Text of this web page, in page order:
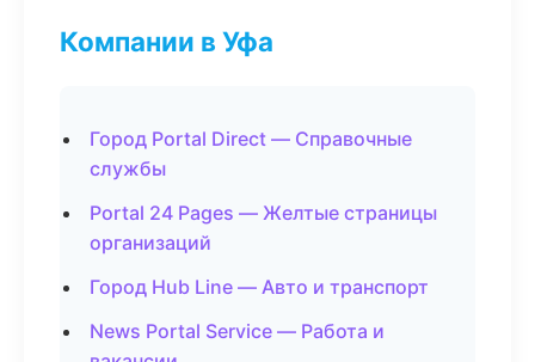
Компании в Уфа
Город Portal Direct — Справочные
службы
Portal 24 Pages — Желтые страницы
организаций
Город Hub Line — Авто и транспорт
News Portal Service — Работа и